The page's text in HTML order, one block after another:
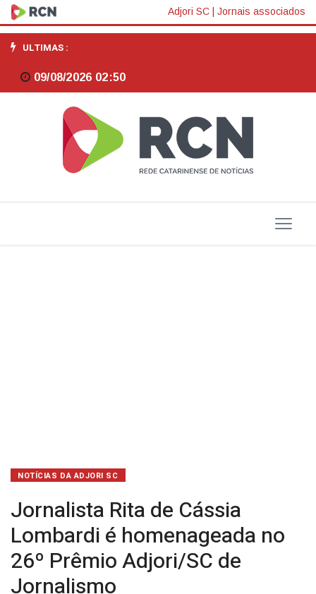
Jornalista
Rita
de
Cássia
Lombardi
homenageada
Adjori SC Jornais associados
ULTIMAS :
09/08/2026 02:50
NOTÍCIAS DA ADJORI SC
Jornalista Rita de Cássia
Lombardi é homenageada no
26º Prêmio Adjori/SC de
Jornalismo